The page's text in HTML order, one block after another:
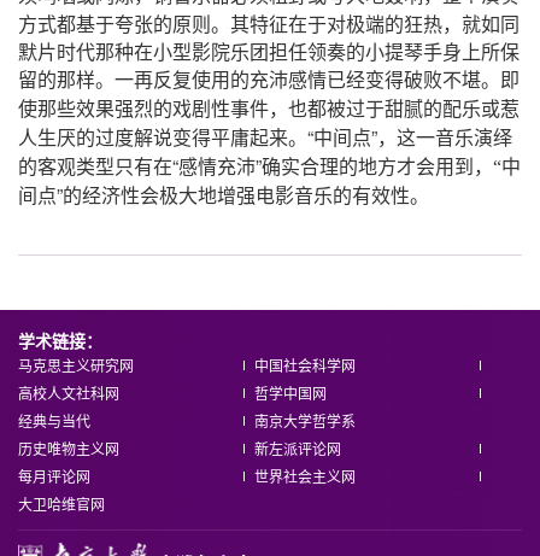
方式都基于夸张的原则。其特征在于对极端的狂热， 就如同
默片时代那种在小型影院乐团担任领奏的小提琴手身上所保
留的那样。一再反复使用的充沛感情已经变得破败不堪。即
使那些效果强烈的戏剧性事件， 也都被过于甜腻的配乐或惹
人生厌的过度解说变得平庸起来。 “中间点”， 这一音乐演绎
的客观类型只有在“感情充沛”确实合理的地方才会用到 ， “中
间点”的经济性会极大地增强电影音乐的有效性。
学术链接：
马克思主义研究网
中国社会科学网
高校人文社科网
哲学中国网
经典与当代
南京大学哲学系
历史唯物主义网
新左派评论网
每月评论网
世界社会主义网
大卫哈维官网